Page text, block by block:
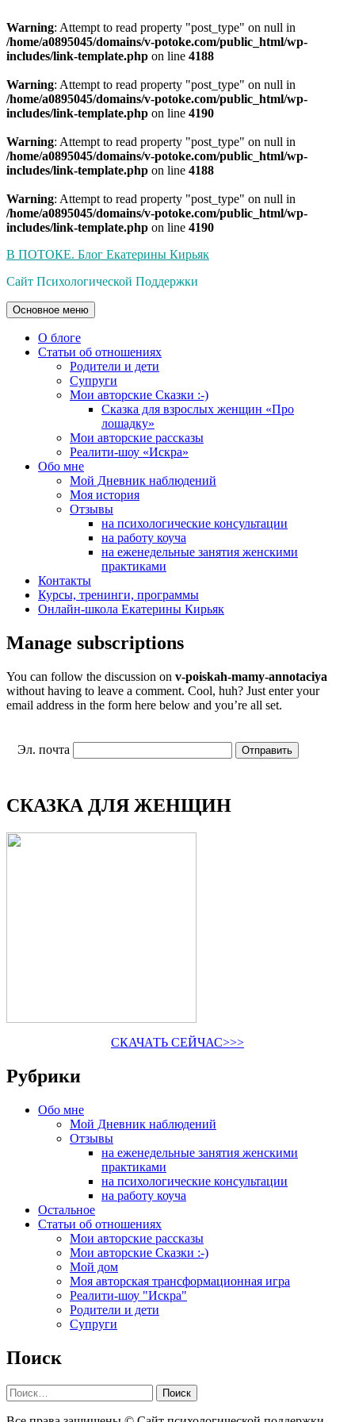
Warning: Attempt to read property "post_type" on null in
/home/a0895045/domains/v-potoke.com/public_html/wp-
includes/link-template.php on line 4188
Warning: Attempt to read property "post_type" on null in
/home/a0895045/domains/v-potoke.com/public_html/wp-
includes/link-template.php on line 4190
Warning: Attempt to read property "post_type" on null in
/home/a0895045/domains/v-potoke.com/public_html/wp-
includes/link-template.php on line 4188
Warning: Attempt to read property "post_type" on null in
/home/a0895045/domains/v-potoke.com/public_html/wp-
includes/link-template.php on line 4190
Перейти
содержимому
В ПОТОКЕ. Блог Екатерины Кирьяк
Сайт Психологической Поддержки
Основное меню
О блоге
Статьи об отношениях
Родители и дети
Супруги
Мои авторские Сказки :-)
Сказка для взрослых женщин «Про
лошадку»
Мои авторские рассказы
Реалити-шоу «Искра»
Обо мне
Мой Дневник наблюдений
Моя история
Отзывы
на психологические консультации
на работу коуча
на еженедельные занятия женскими
практиками
Контакты
Курсы, тренинги, программы
Онлайн-школа Екатерины Кирьяк
Manage subscriptions
You can follow the discussion on v-poiskah-mamy-annotaciya
without having to leave a comment. Cool, huh? Just enter your
email address in the form here below and you’re all set.
Эл. почта
СКАЗКА ДЛЯ ЖЕНЩИН
СКАЧАТЬ СЕЙЧАС>>>
Рубрики
Обо мне
Мой Дневник наблюдений
Отзывы
на еженедельные занятия женскими
практиками
на психологические консультации
на работу коуча
Остальное
Статьи об отношениях
Мои авторские рассказы
Мои авторские Сказки :-)
Мой дом
Моя авторская трансформационная игра
Реалити-шоу "Искра"
Родители и дети
Супруги
Поиск
Найти: